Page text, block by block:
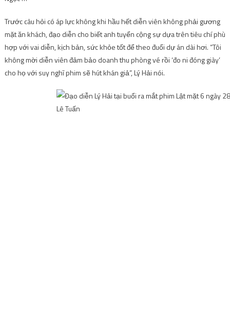
Trước câu hỏi có áp lực không khi hầu hết diễn viên không phải gương
mặt ăn khách, đạo diễn cho biết anh tuyển cộng sự dựa trên tiêu chí phù
hợp với vai diễn, kịch bản, sức khỏe tốt để theo đuổi dự án dài hơi. “Tôi
không mời diễn viên đảm bảo doanh thu phòng vé rồi ‘đo ni đóng giày’
cho họ với suy nghĩ phim sẽ hút khán giả”, Lý Hải nói.